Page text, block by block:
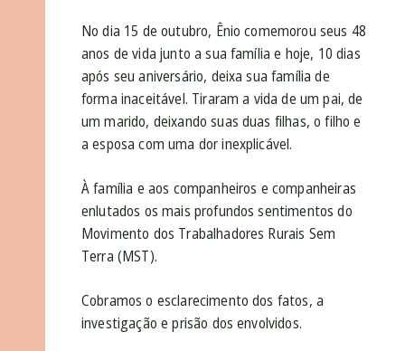
No dia 15 de outubro, Ênio comemorou seus 48
anos de vida junto a sua família e hoje, 10 dias
após seu aniversário, deixa sua família de
forma inaceitável. Tiraram a vida de um pai, de
um marido, deixando suas duas filhas, o filho e
a esposa com uma dor inexplicável.
À família e aos companheiros e companheiras
enlutados os mais profundos sentimentos do
Movimento dos Trabalhadores Rurais Sem
Terra (MST).
Cobramos o esclarecimento dos fatos, a
investigação e prisão dos envolvidos.